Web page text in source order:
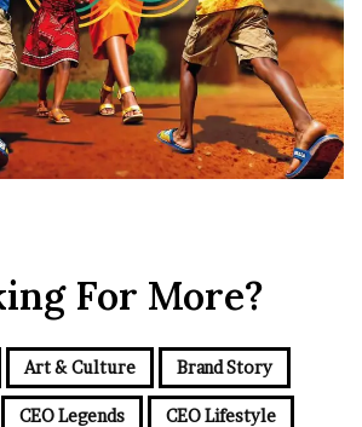
For More?
Art & Culture Brand Story
CEO Legends CEO Lifestyle